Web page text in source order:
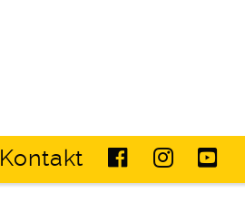
Kontakt